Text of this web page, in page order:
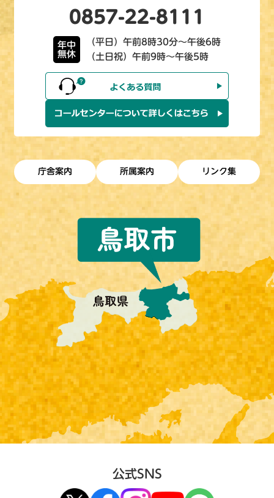
0857-22-8111
年中
無休
（平日）午前8時30分～午後6時
（土日祝）午前9時～午後5時
庁舎案内 所属案内 リンク集
公式SNS